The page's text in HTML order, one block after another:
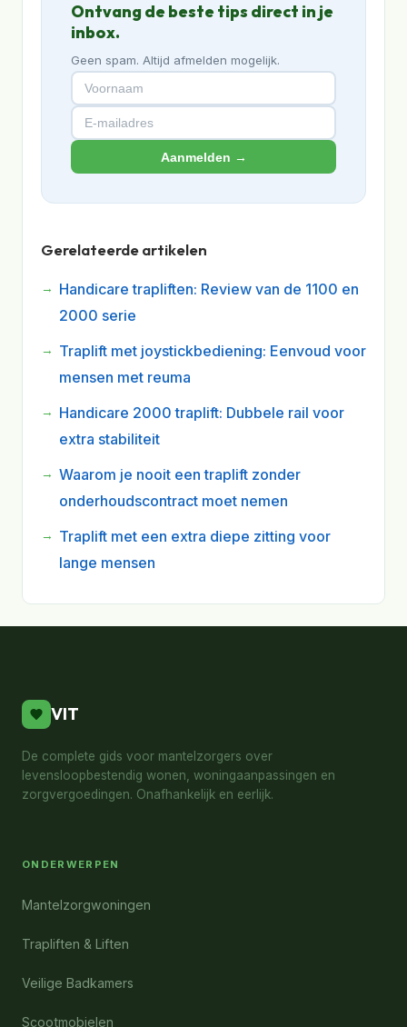
Ontvang de beste tips direct in je
inbox.
Geen spam. Altijd afmelden mogelijk.
Aanmelden →
Gerelateerde artikelen
Handicare trapliften: Review van de 1100 en
2000 serie
Traplift met joystickbediening: Eenvoud voor
mensen met reuma
Handicare 2000 traplift: Dubbele rail voor
extra stabiliteit
Waarom je nooit een traplift zonder
onderhoudscontract moet nemen
Traplift met een extra diepe zitting voor
lange mensen
VIT
De complete gids voor mantelzorgers over
levensloopbestendig wonen, woningaanpassingen en
zorgvergoedingen. Onafhankelijk en eerlijk.
ONDERWERPEN
Mantelzorgwoningen
Trapliften & Liften
Veilige Badkamers
Scootmobielen